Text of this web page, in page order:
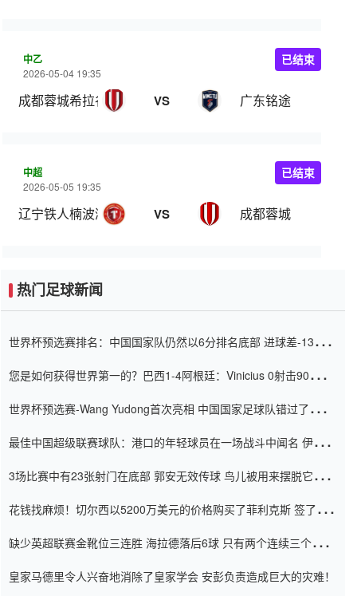
中乙
2026-05-04 19:35
成都蓉城希拉谷 VS 广东铭途
已结束
中超
2026-05-05 19:35
辽宁铁人楠波湾 VS 成都蓉城
已结束
热门足球新闻
世界杯预选赛排名：中国国家队仍然以6分排名底部 进球差-13令人
您是如何获得世界第一的？巴西1-4阿根廷：Vinicius 0射击90分钟
世界杯预选赛-Wang Yudong首次亮相 中国国家足球队错过了世界
最佳中国超级联赛球队：港口的年轻球员在一场战斗中闻名 伊万放
3场比赛中有23张射门在底部 郭安无效传球 鸟儿被用来摆脱它
花钱找麻烦！切尔西以5200万美元的价格购买了菲利克斯 签了7年
缺少英超联赛金靴位三连胜 海拉德落后6球 只有两个连续三个连续
皇家马德里令人兴奋地消除了皇家学会 安彭负责造成巨大的灾难！